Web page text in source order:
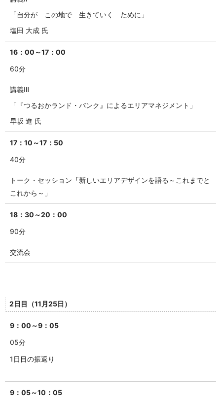
「自分が この地で 生きていく ために」
塩田 大成 氏
16：00～17：00
60分
講義Ⅲ
「『つるおかランド・バンク』によるエリアマネジメント」
早坂 進 氏
17：10～17：50
40分
トーク・セッション 「新しいエリアデザインを語る～これまでと
これから～」
18：30～20：00
90分
交流会
2日目（11月25日）
9：00～9：05
05分
1日目の振返り
9：05～10：05